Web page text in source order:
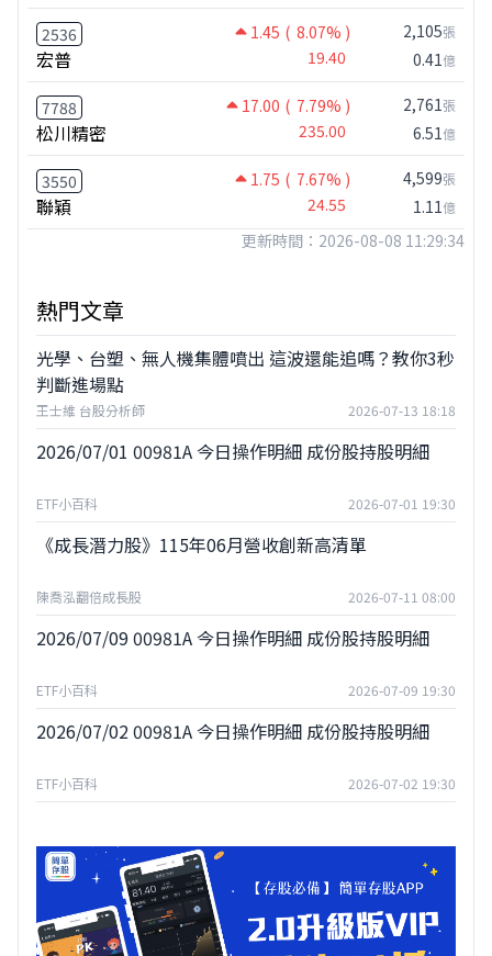
2536 1.45 ( 8.07% )
宏普 19.40
2,105張
0.41億
7788 17.00 ( 7.79% )
松川精密 235.00
2,761張
6.51億
3550 1.75 ( 7.67% )
聯穎 24.55
4,599張
1.11億
更新時間：2026-08-08 11:29:34
熱門文章
光學、台塑、無人機集體噴出 這波還能追嗎？教你3秒
判斷進場點
王士維 台股分析師 2026-07-13 18:18
2026/07/01 00981A 今日操作明細 成份股持股明細
ETF小百科 2026-07-01 19:30
《成長潛力股》115年06月營收創新高清單
陳喬泓翻倍成長股 2026-07-11 08:00
2026/07/09 00981A 今日操作明細 成份股持股明細
ETF小百科 2026-07-09 19:30
2026/07/02 00981A 今日操作明細 成份股持股明細
ETF小百科 2026-07-02 19:30